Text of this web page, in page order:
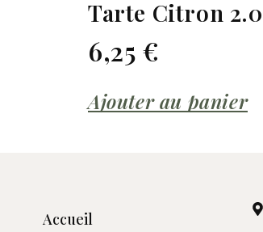
Tarte Citron 2.0
6,25 €
Ajouter au panier
Accueil